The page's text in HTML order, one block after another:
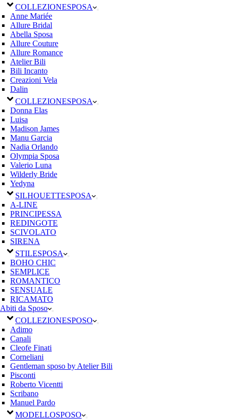
COLLEZIONESPOSA
Anne Mariée
Allure Bridal
Abella Sposa
Allure Couture
Allure Romance
Atelier Bili
Bili Incanto
Creazioni Vela
Dalin
COLLEZIONESPOSA
Donna Elas
Luisa
Madison James
Manu Garcia
Nadia Orlando
Olympia Sposa
Valerio Luna
Wilderly Bride
Yedyna
SILHOUETTESPOSA
A-LINE
PRINCIPESSA
REDINGOTE
SCIVOLATO
SIRENA
STILESPOSA
BOHO CHIC
SEMPLICE
ROMANTICO
SENSUALE
RICAMATO
Abiti da Sposo
COLLEZIONESPOSO
Adimo
Canali
Cleofe Finati
Corneliani
Gentleman sposo by Atelier Bili
Pisconti
Roberto Vicentti
Scribano
Manuel Pardo
MODELLOSPOSO